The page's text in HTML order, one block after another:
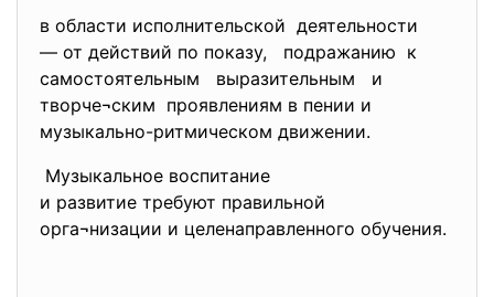
в области исполнительской деятельности
— от действий по показу, подражанию к
самостоятельным выразительным и
творче¬ским проявлениям в пении и
музыкально-ритмическом движении.
Музыкальное воспитание
и развитие требуют правильной
орга¬низации и целенаправленного обучения.